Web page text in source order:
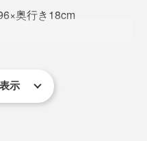
間、自分のカラダの重み
奥行き18cm
り5年間（フレーム部）
示